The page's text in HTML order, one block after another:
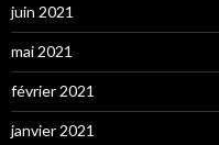
juin 2021
mai 2021
février 2021
janvier 2021